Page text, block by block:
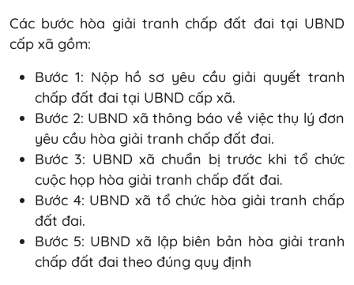
Các bước hòa giải tranh chấp đất đai tại UBND
cấp xã gồm:
Bước 1: Nộp hồ sơ yêu cầu giải quyết tranh
chấp đất đai tại UBND cấp xã.
Bước 2: UBND xã thông báo về việc thụ lý đơn
yêu cầu hòa giải tranh chấp đất đai.
Bước 3: UBND xã chuẩn bị trước khi tổ chức
cuộc họp hòa giải tranh chấp đất đai.
Bước 4: UBND xã tổ chức hòa giải tranh chấp
đất đai.
Bước 5: UBND xã lập biên bản hòa giải tranh
chấp đất đai theo đúng quy định